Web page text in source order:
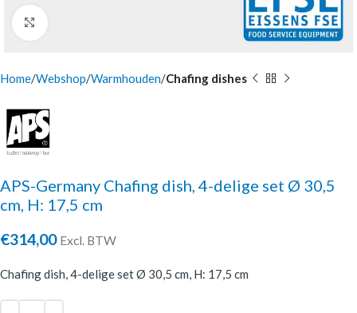
Home Webshop Warmhouden Chafing dishes
APS-Germany Chafing dish, 4-delige set Ø 30,5
cm, H: 17,5 cm
€314,00 Excl. BTW
Chafing dish, 4-delige set Ø 30,5 cm, H: 17,5 cm